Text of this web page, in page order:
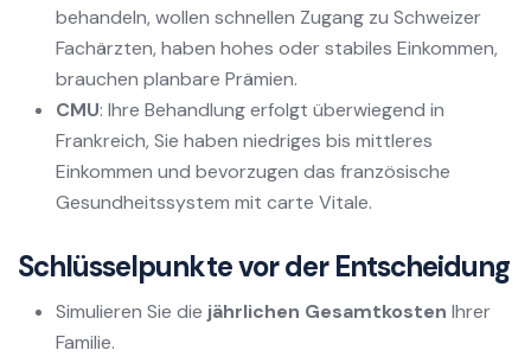
behandeln, wollen schnellen Zugang zu Schweizer
Fachärzten, haben hohes oder stabiles Einkommen,
brauchen planbare Prämien.
CMU: Ihre Behandlung erfolgt überwiegend in
Frankreich, Sie haben niedriges bis mittleres
Einkommen und bevorzugen das französische
Gesundheitssystem mit carte Vitale.
Schlüsselpunkte vor der Entscheidung
Simulieren Sie die jährlichen Gesamtkosten Ihrer
Familie.